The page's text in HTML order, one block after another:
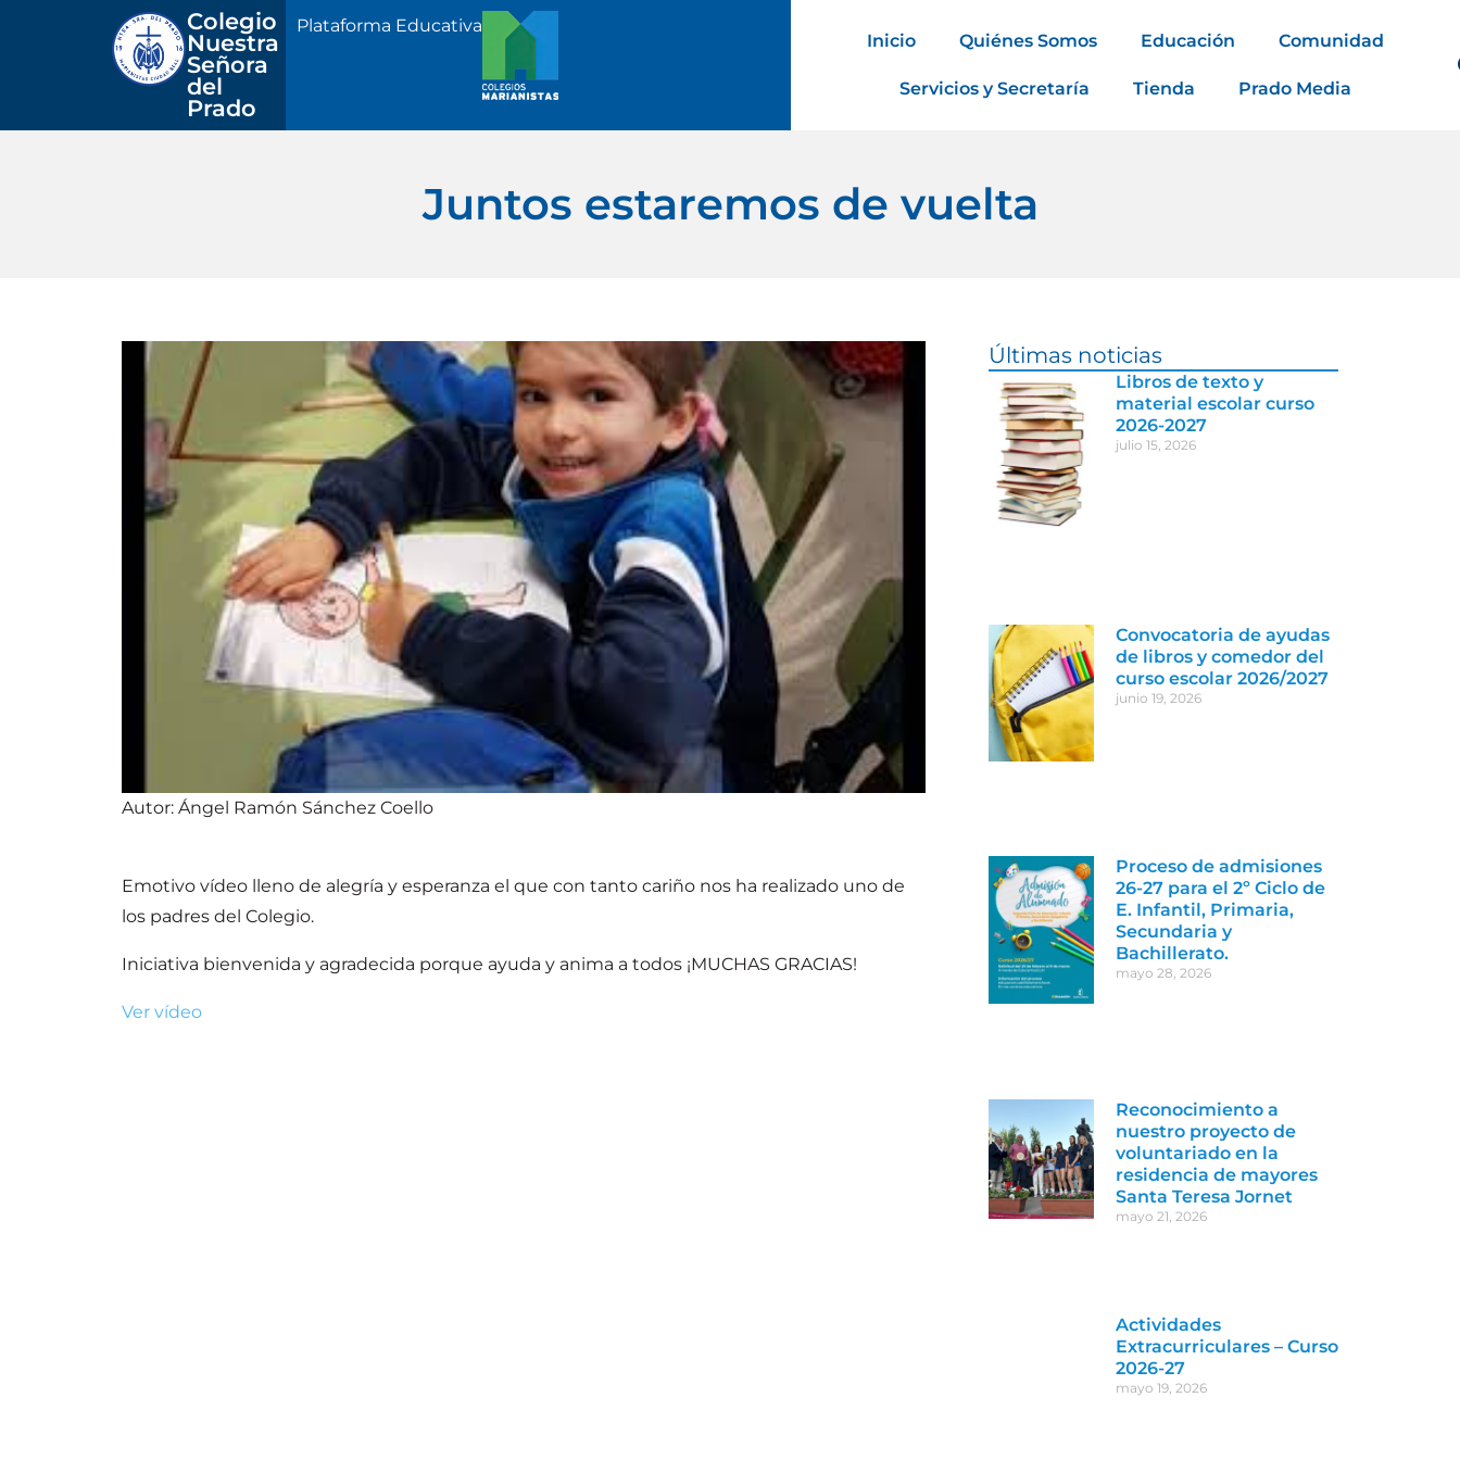
Colegio
Nuestra
Señora
del
Prado
Plataforma Educativa
Inicio Quiénes Somos Educación Comunidad
Servicios y Secretaría Tienda Prado Media
Juntos estaremos de vuelta
Autor: Ángel Ramón Sánchez Coello
Emotivo vídeo lleno de alegría y esperanza el que con tanto cariño nos ha realizado uno de
los padres del Colegio.
Iniciativa bienvenida y agradecida porque ayuda y anima a todos ¡MUCHAS GRACIAS!
Ver vídeo
Últimas noticias
Libros de texto y
material escolar curso
2026-2027
julio 15, 2026
Convocatoria de ayudas
de libros y comedor del
curso escolar 2026/2027
junio 19, 2026
Proceso de admisiones
26-27 para el 2º Ciclo de
E. Infantil, Primaria,
Secundaria y
Bachillerato.
mayo 28, 2026
Reconocimiento a
nuestro proyecto de
voluntariado en la
residencia de mayores
Santa Teresa Jornet
mayo 21, 2026
Actividades
Extracurriculares – Curso
2026-27
mayo 19, 2026